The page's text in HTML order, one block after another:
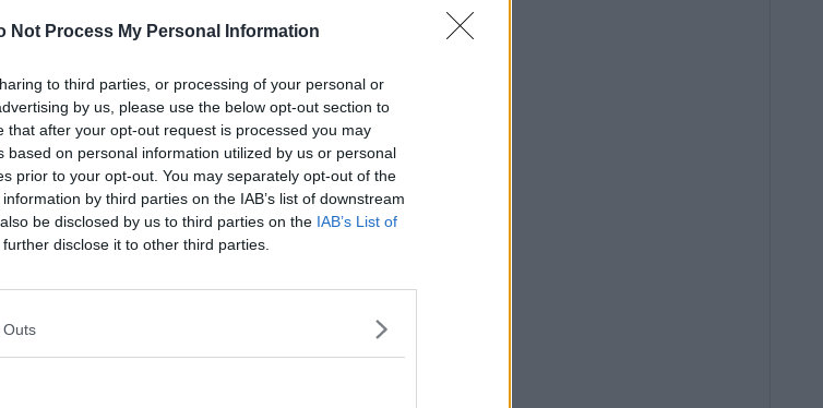
Not Process My Personal Information
to third parties, or processing of your personal or
by us, please use the below opt-out section to
that after your opt-out request is processed you may
based on personal information utilized by us or personal
prior to your opt-out. You may separately opt-out of the
by third parties on the IAB’s list of downstream
be disclosed by us to third parties on the IAB’s List of
disclose it to other third parties.
Outs